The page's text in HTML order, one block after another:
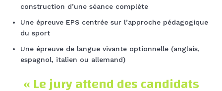
construction d’une séance complète
Une épreuve EPS centrée sur l’approche pédagogique
du sport
Une épreuve de langue vivante optionnelle (anglais,
espagnol, italien ou allemand)
« Le jury attend des candidats